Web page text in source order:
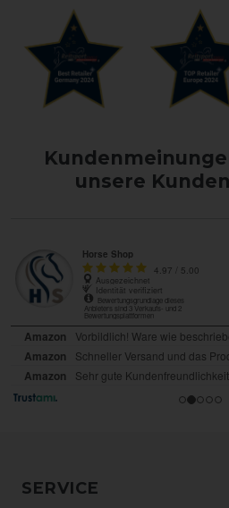
unsere
SERVICE